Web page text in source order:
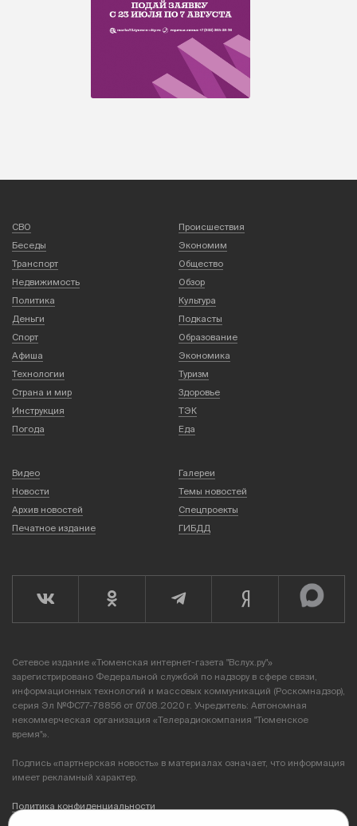
СВО
Происшествия
Беседы
Экономим
Транспорт
Общество
Недвижимость
Обзор
Политика
Культура
Деньги
Подкасты
Спорт
Образование
Афиша
Экономика
Технологии
Туризм
Страна и мир
Здоровье
Инструкция
ТЭК
Погода
Еда
Видео
Галереи
Новости
Темы новостей
Архив новостей
Спецпроекты
Печатное издание
ГИБДД
Сетевое издание «Тюменская интернет-газета "Вслух.ру"»
зарегистрировано Федеральной службой по надзору в сфере связи,
информационных технологий и массовых коммуникаций (Роскомнадзор),
серия Эл №ФС77-78856 от 07.08.2020 г. Учредитель: Автономная
некоммерческая организация «Телерадиокомпания "Тюменское
время"».
Подпись «партнерская новость» в материалах означает, что информация
имеет рекламный характер.
Политика конфиденциальности